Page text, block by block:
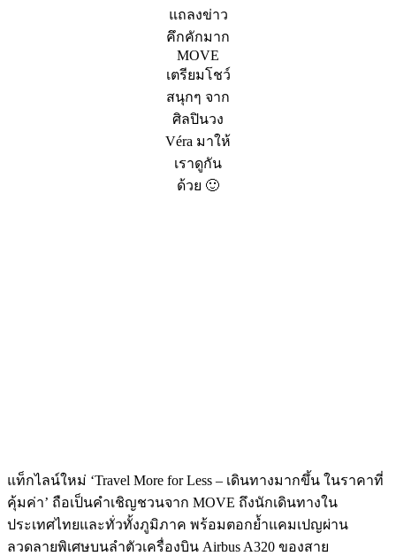
แถลงข่าว
คึกคักมาก
MOVE
เตรียมโชว์
สนุกๆ จาก
ศิลปินวง
Véra มาให้
เราดูกัน
ด้วย 🙂
แท็กไลน์ใหม่ ‘Travel More for Less – เดินทางมากขึ้น ในราคาที่
คุ้มค่า’ ถือเป็นคำเชิญชวนจาก MOVE ถึงนักเดินทางใน
ประเทศไทยและทั่วทั้งภูมิภาค พร้อมตอกย้ำแคมเปญผ่าน
ลวดลายพิเศษบนลำตัวเครื่องบิน Airbus A320 ของสาย